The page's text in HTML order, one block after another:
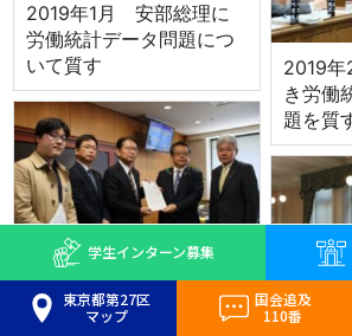
2019年1月 安部総理に
労働統計データ問題につ
いて質す
2019
き労働
題を質
2019年4月 10連休のコ
ロナ対応について緊急要
学生インターン募集
東京都第27区
マップ
国会追及
110番